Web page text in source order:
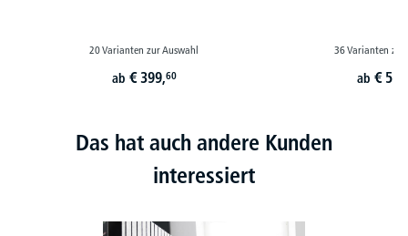
20 Varianten zur Auswahl
ab € 399,60
36 Varianten zur
ab €
Das hat auch andere Kunden
interessiert